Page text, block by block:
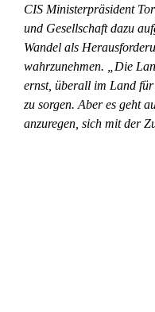
CIS Ministerpräsident
und Gesellschaft dazu
Wandel als
wahrzunehmen. „Die
ernst, überall im Land
zu sorgen. Aber es geht
anzuregen, sich mit der